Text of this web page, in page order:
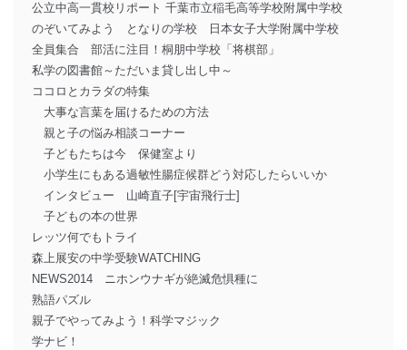
公立中高一貫校リポート 千葉市立稲毛高等学校附属中学校
のぞいてみよう となりの学校 日本女子大学附属中学校
全員集合 部活に注目！桐朋中学校「将棋部」
私学の図書館～ただいま貸し出し中～
ココロとカラダの特集
大事な言葉を届けるための方法
親と子の悩み相談コーナー
子どもたちは今 保健室より
小学生にもある過敏性腸症候群どう対応したらいいか
インタビュー 山崎直子[宇宙飛行士]
子どもの本の世界
レッツ何でもトライ
森上展安の中学受験WATCHING
NEWS2014 ニホンウナギが絶滅危惧種に
熟語パズル
親子でやってみよう！科学マジック
学ナビ！